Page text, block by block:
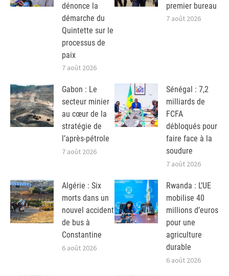
dénonce la
démarche du
Quintette sur le
processus de
paix
7 août 2026
premier bureau
7 août 2026
Gabon : Le
secteur minier
au cœur de la
stratégie de
l’après-pétrole
7 août 2026
Sénégal : 7,2
milliards de
FCFA
débloqués pour
faire face à la
soudure
7 août 2026
Algérie : Six
morts dans un
nouvel accident
de bus à
Constantine
6 août 2026
Rwanda : L’UE
mobilise 40
millions d’euros
pour une
agriculture
durable
6 août 2026